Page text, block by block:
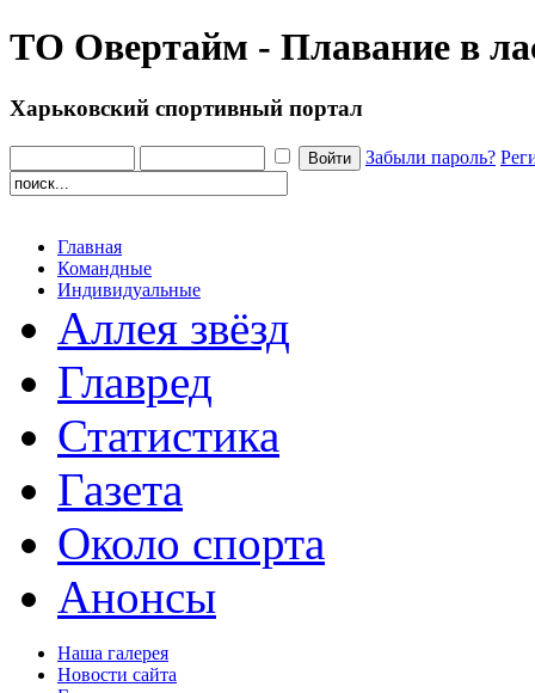
ТО Овертайм - Плавание в
Харьковский спортивный портал
Забыли пароль?
Главная
Командные
Индивидуальные
Аллея звёзд
Главред
Статистика
Газета
Около спорта
Анонсы
Наша галерея
Новости сайта